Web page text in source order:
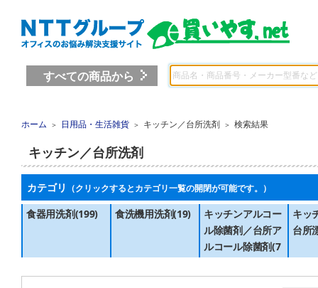
すべての商品から
ホーム ＞ 日用品・生活雑貨 ＞ キッチン／台所洗剤 ＞ 検索結果
キッチン／台所洗剤
カテゴリ （クリックするとカテゴリ一覧の開閉が可能です。）
食器用洗剤(199) 食洗機用洗剤(19)
キッチンアルコー
ル除菌剤／台所ア
ルコール除菌剤(7
キッ
台所